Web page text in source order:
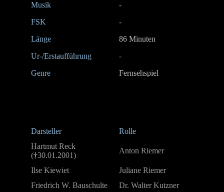
Musik
-
FSK
-
Länge
86 Minuten
Ur-/Erstaufführung
-
Genre
Fernsehspiel
Darsteller
Rolle
Hartmut Reck
(†30.01.2001)
Anton Riemer
Ilse Kiewiet
Juliane Riemer
Friedrich W. Bauschulte
Dr. Walter Kutzner